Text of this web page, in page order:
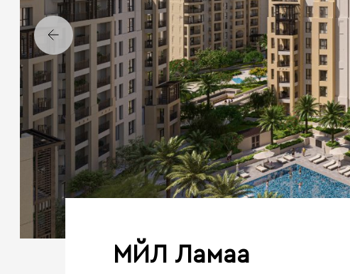
Назад
МЙЛ Ламаа